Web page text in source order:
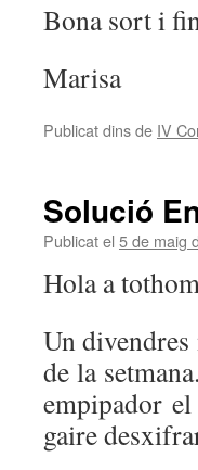
Bona sort i
Marisa
Publicat dins de IV
Solució
Publicat el 5 de maig
Hola a
Un
de la
empipador
gaire